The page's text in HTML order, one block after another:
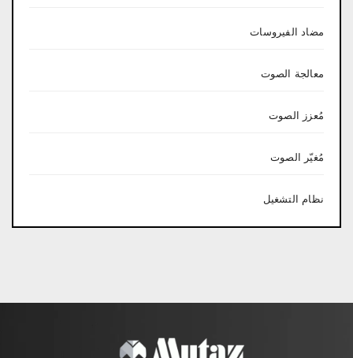
مضاد الفيروسات
معالجة الصوت
مُعزز الصوت
مُغيّر الصوت
نظام التشغيل